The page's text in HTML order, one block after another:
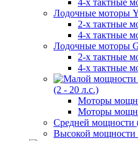
4-х тактные
Лодочные моторы
2-х тактные
4-х тактные
Лодочные моторы
2-х тактные
4-х тактные
(2 - 20 л.с.)
Моторы
Моторы
Средней мощности
Высокой мощности